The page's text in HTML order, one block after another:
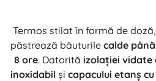
Termos stilat în formă de
păstrează băuturile calde
8 ore. Datorită izolației vidate
inoxidabilși capacului etanș